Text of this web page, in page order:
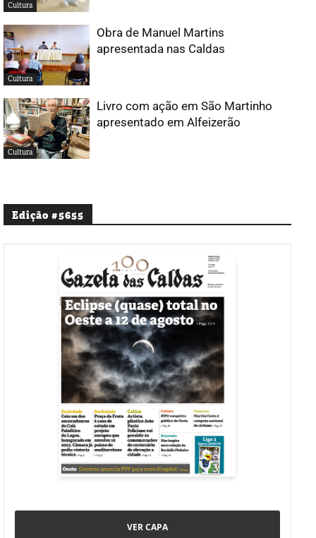
Cultura
Cultura
Obra de Manuel Martins
apresentada nas Caldas
Cultura
Livro com ação em São Martinho
apresentado em Alfeizerão
Edição #5655
VER CAPA